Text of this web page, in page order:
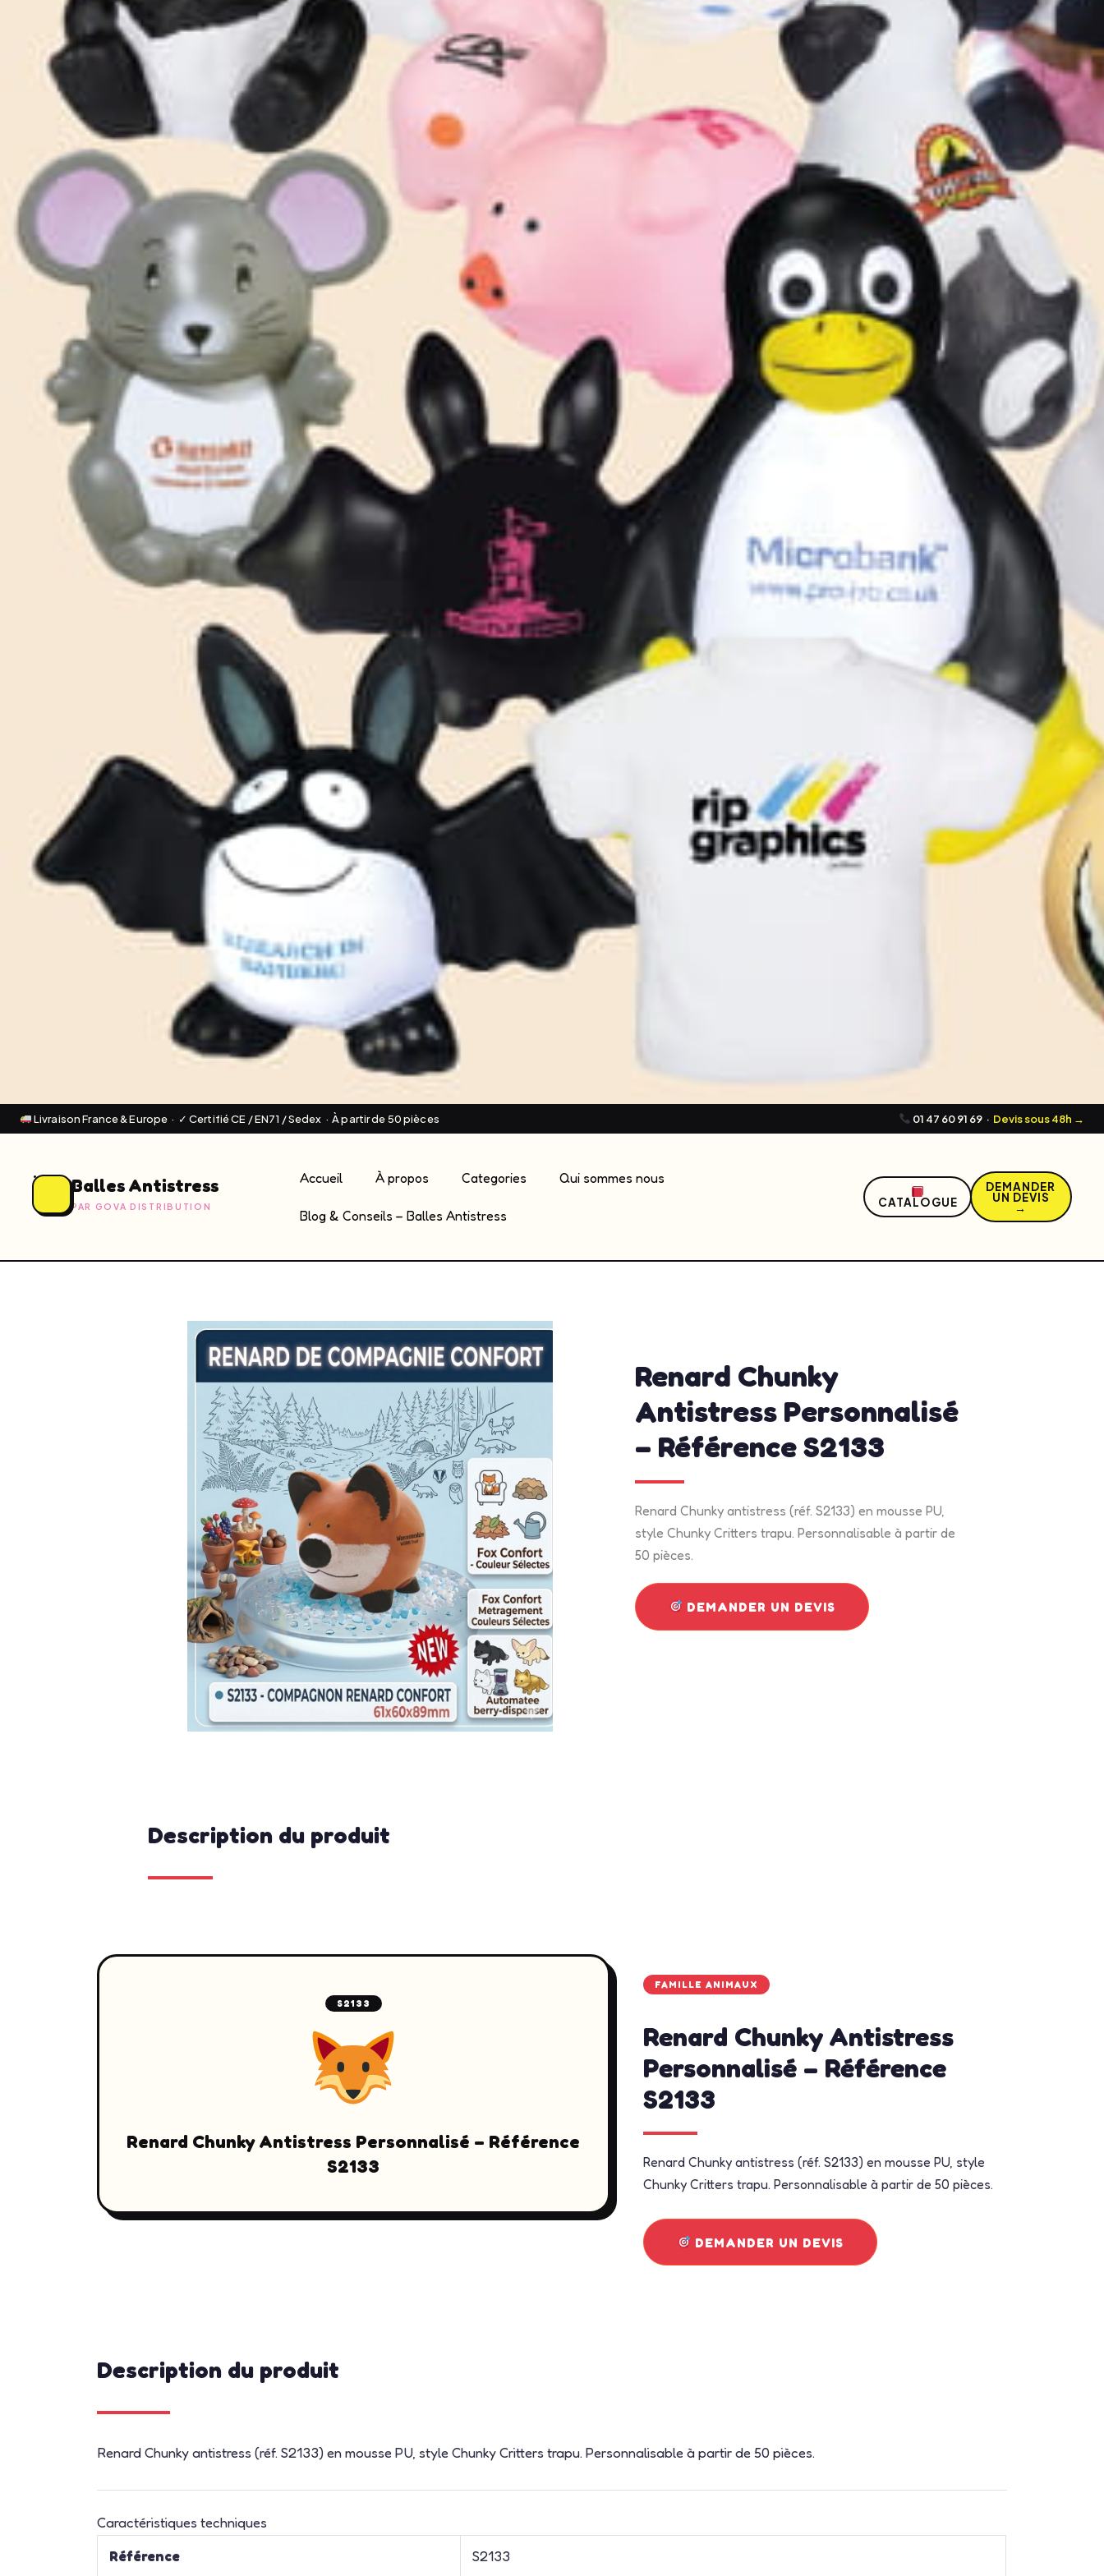
Livraison France & Europe · ✓ Certifié CE / EN71 / Sedex · À partir de 50 pièces 01 47 60 91 69 · Devis sous 48h →
Balles Antistress
PAR GOVA DISTRIBUTION
Accueil À propos Categories Qui sommes nous
Blog & Conseils – Balles Antistress
CATALOGUE
DEMANDER
UN DEVIS
→
Renard Chunky
Antistress Personnalisé
– Référence S2133
Renard Chunky antistress (réf. S2133) en mousse PU,
style Chunky Critters trapu. Personnalisable à partir de
50 pièces.
DEMANDER UN DEVIS
Description du produit
S2133
Renard Chunky Antistress Personnalisé – Référence
S2133
FAMILLE ANIMAUX
Renard Chunky Antistress
Personnalisé – Référence
S2133
Renard Chunky antistress (réf. S2133) en mousse PU, style
Chunky Critters trapu. Personnalisable à partir de 50 pièces.
DEMANDER UN DEVIS
Description du produit
Renard Chunky antistress (réf. S2133) en mousse PU, style Chunky Critters trapu. Personnalisable à partir de 50 pièces.
Caractéristiques techniques
Référence
S2133